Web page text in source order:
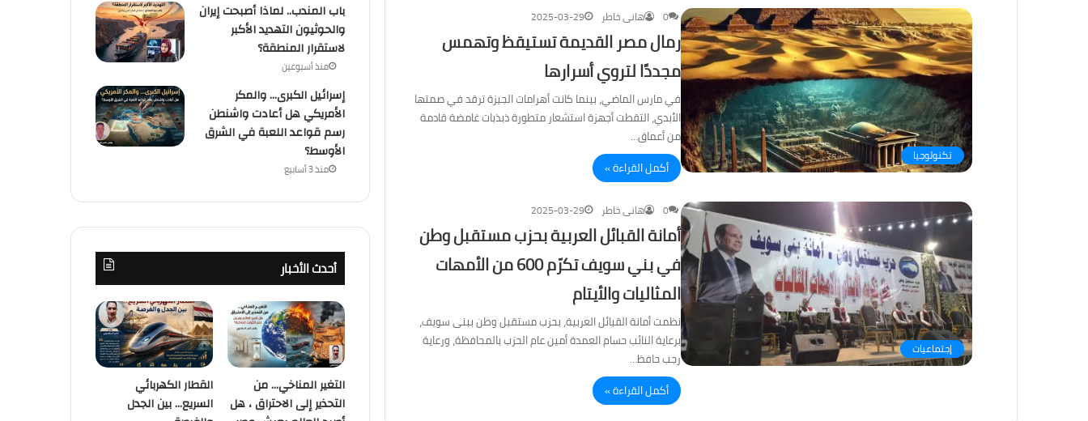
تكنولوجيا
هانى خاطر 2025-03-29 0
رمال مصر القديمة تستيقظ وتهمس
مجددًا لتروي أسرارها
في مارس الماضي، بينما كانت أهرامات الجيزة ترقد في صمتها
الأبدي، التقطت أجهزة استشعار متطورة ذبذبات غامضة قادمة
من أعماق…
أكمل القراءة »
إجتماعيات
هانى خاطر 2025-03-29 0
أمانة القبائل العربية بحزب مستقبل وطن
في بني سويف تكرّم 600 من الأمهات
المثاليات والأيتام
نظمت أمانة القبائل العربية، بحزب مستقبل وطن ببنى سويف،
برعاية النائب حسام العمدة أمين عام الحزب بالمحافظة، ورعاية
رجب حافظ…
أكمل القراءة »
باب المندب.. لماذا أصبحت إيران
والحوثيون التهديد الأكبر
لاستقرار المنطقة؟
منذ أسبوعين
إسرائيل الكبرى… والمكر
الأمريكي هل أعادت واشنطن
رسم قواعد اللعبة في الشرق
الأوسط؟
منذ 3 أسابيع
أحدث الأخبار
القطار الكهربائي
السريع… بين الجدل
التغير المناخي… من
التحذير إلى الاحتراق ، هل